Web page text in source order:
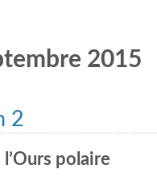
2015
2
polaire